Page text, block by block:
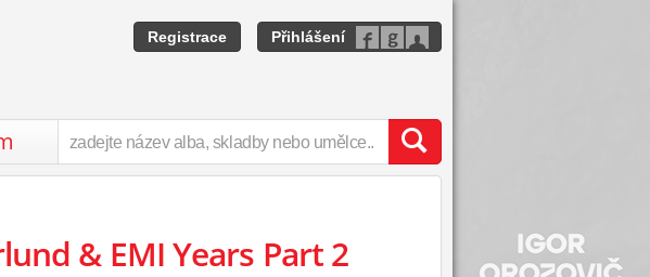
Registrace Přihlášení
& EMI Years Part 2